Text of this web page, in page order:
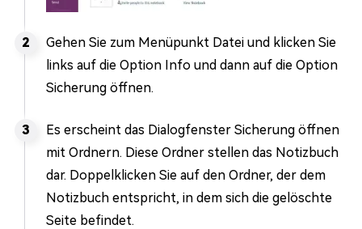
Gehen Sie zum Menüpunkt Datei und klicken Sie
links auf die Option Info und dann auf die Option
Sicherung öffnen.
Es erscheint das Dialogfenster Sicherung öffnen
mit Ordnern. Diese Ordner stellen das Notizbuch
dar. Doppelklicken Sie auf den Ordner, der dem
Notizbuch entspricht, in dem sich die gelöschte
Seite befindet.